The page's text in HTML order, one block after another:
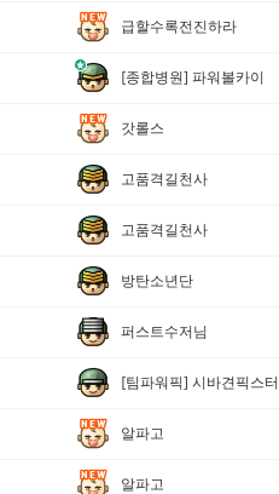
급할수록전진하라
[종합병원] 파워볼카이
갓롤스
고품격길천사
고품격길천사
방탄소년단
퍼스트수저님
[팀파워픽] 시바견픽스터
알파고
알파고